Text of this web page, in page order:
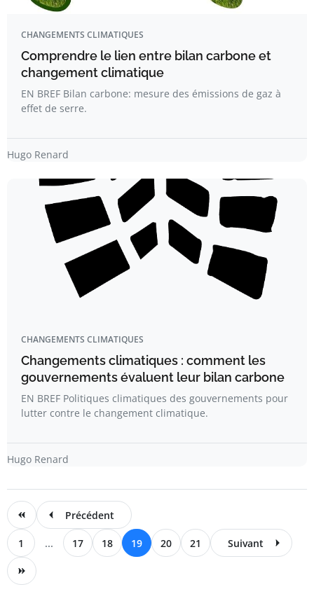
CHANGEMENTS CLIMATIQUES
Comprendre le lien entre bilan carbone et
changement climatique
EN BREF Bilan carbone: mesure des émissions de gaz à
effet de serre.
Hugo Renard
CHANGEMENTS CLIMATIQUES
Changements climatiques : comment les
gouvernements évaluent leur bilan carbone
EN BREF Politiques climatiques des gouvernements pour
lutter contre le changement climatique.
Hugo Renard
Précédent
1 ... 17 18 19 20 21 Suivant